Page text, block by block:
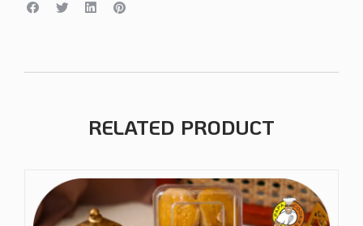
RELATED PRODUCT